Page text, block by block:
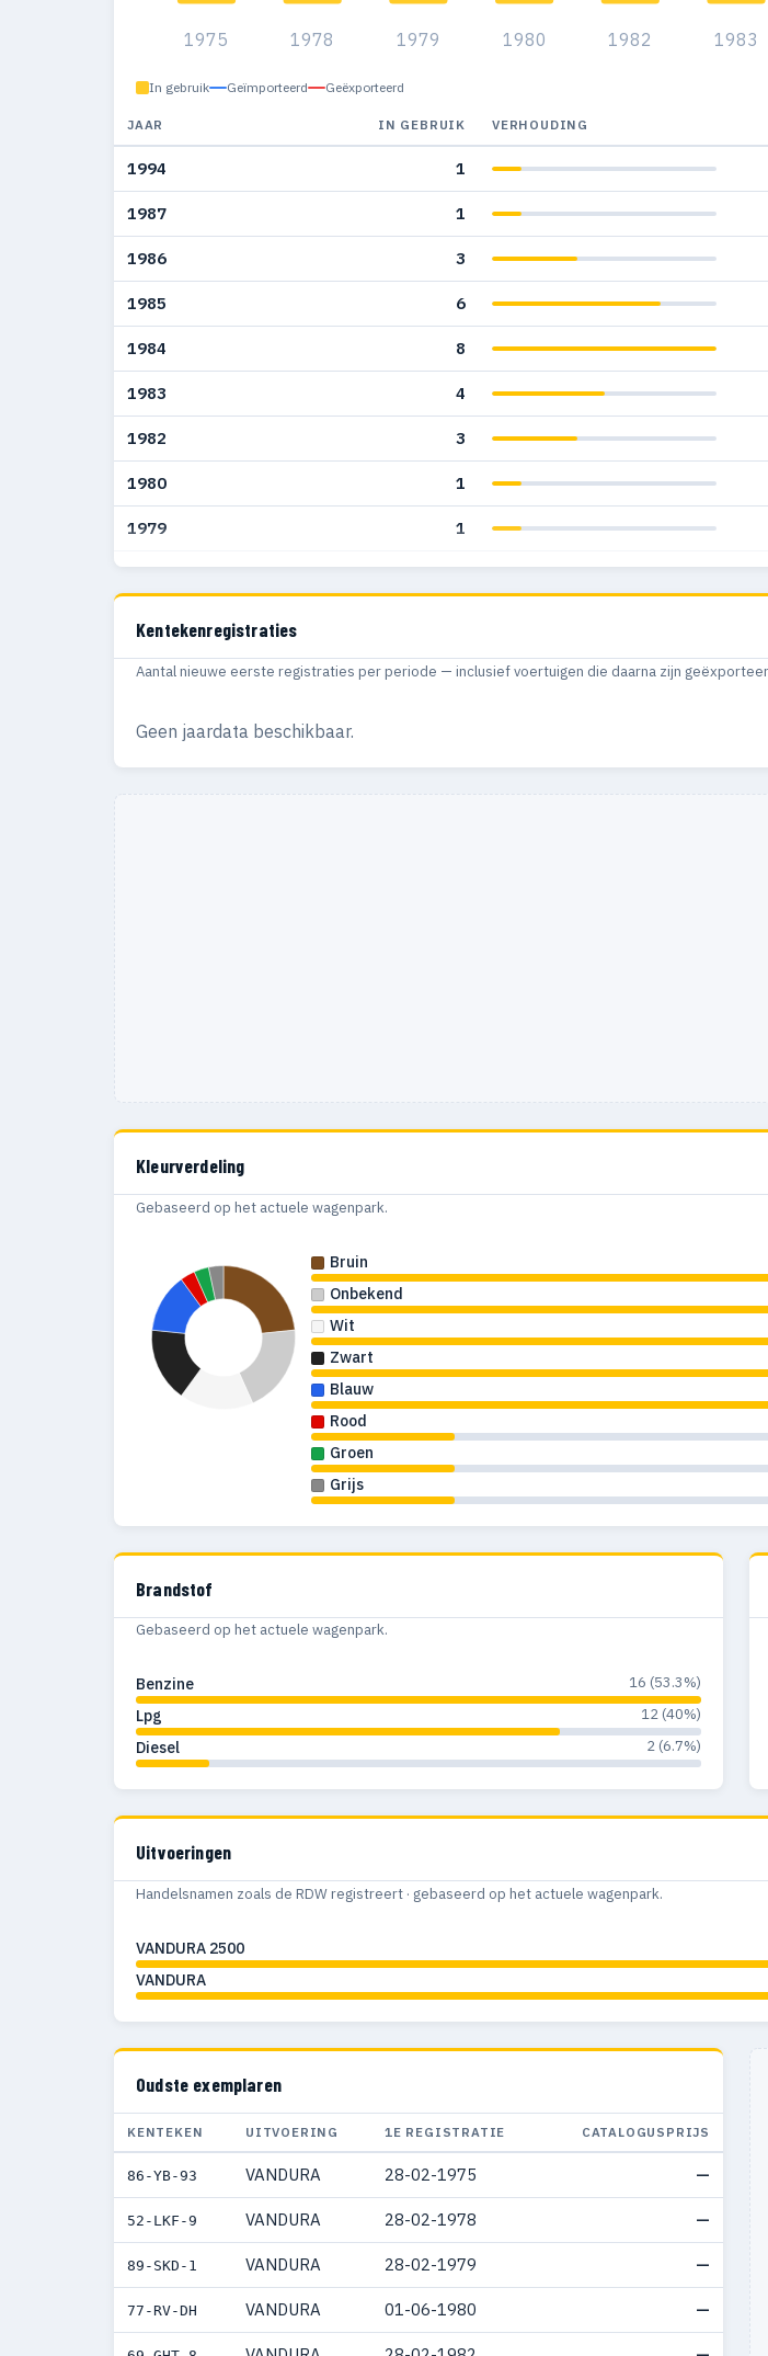
1975 1978 1979 1980 1982 1983
In gebruik Geïmporteerd Geëxporteerd
JAAR IN GEBRUIK VERHOUDING
1994 1
1987 1
1986 3
1985 6
1984 8
1983 4
1982 3
1980 1
1979 1
1978 1
Kentekenregistraties
Aantal nieuwe eerste registraties per periode — inclusief voertuigen die daarna zijn
Geen jaardata beschikbaar.
Kleurverdeling
Gebaseerd op het actuele wagenpark.
Bruin
Onbekend
Wit
Zwart
Blauw
Rood
Groen
Grijs
Brandstof
Gebaseerd op het actuele wagenpark.
Benzine 16 (53.3%)
Lpg 12 (40%)
Diesel 2 (6.7%)
Uitvoeringen
Handelsnamen zoals de RDW registreert · gebaseerd op het actuele wagenpark.
VANDURA 2500
VANDURA
Oudste exemplaren
KENTEKEN UITVOERING 1E REGISTRATIE CATALOGUSPRIJS
86-YB-93 VANDURA 28-02-1975 —
52-LKF-9 VANDURA 28-02-1978 —
89-SKD-1 VANDURA 28-02-1979 —
77-RV-DH VANDURA 01-06-1980 —